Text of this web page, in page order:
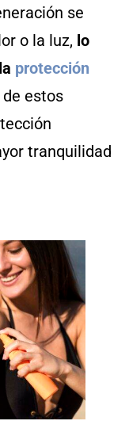
se
o la luz, lo
protección
estos
tranquilidad